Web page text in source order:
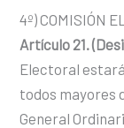
4º) COMISIÓN
Artículo 21.
Electoral
todos mayores
General